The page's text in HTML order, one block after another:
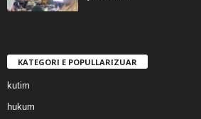
KATEGORI E POPULLARIZUAR
kutim
hukum